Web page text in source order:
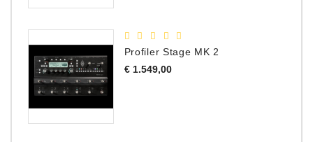
Profiler Stage MK 2
€ 1.549,00Prijs